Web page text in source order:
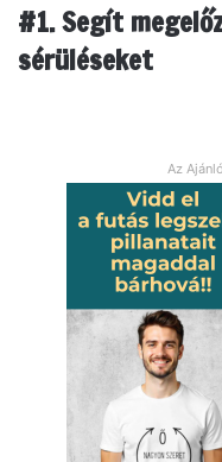
#1. Segít
sérüléseket
Az